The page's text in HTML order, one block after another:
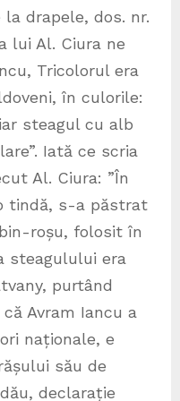
drapele, dos. nr.
lui Al. Ciura ne
Tricolorul era
în culorile:
steagul cu alb
Iată ce scria
Al. Ciura: ”În
tindă, s-a păstrat
roșu, folosit în
steagulului era
purtând
Avram Iancu a
naționale, e
său de
declarație